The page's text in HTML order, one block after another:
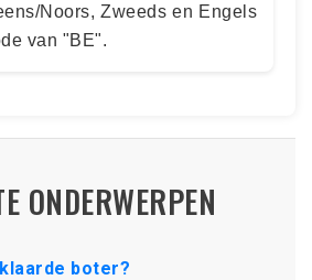
Noors, Zweeds en Engels
van "BE".
ONDERWERPEN
boter?